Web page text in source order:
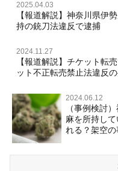
2025.04.03
【報道解説】神奈川県伊
持の銃刀法違反で逮捕
2024.11.27
【報道解説】チケット転
ット不正転売禁止法違反
2024.06.12
（事例検討
麻を所持し
れる？架空